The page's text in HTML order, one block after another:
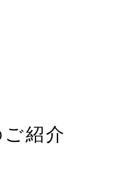
紹介